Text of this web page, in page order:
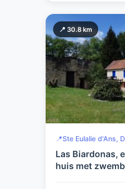
📍 30.8 km
📍Ste Eulalie d'Ans,
Las Biardonas,
huis met